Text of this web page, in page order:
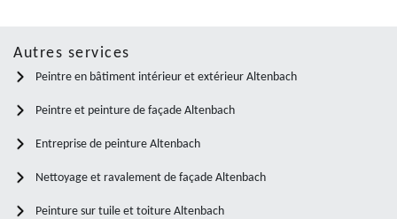
Autres services
Peintre en bâtiment intérieur et extérieur Altenbach
Peintre et peinture de façade Altenbach
Entreprise de peinture Altenbach
Nettoyage et ravalement de façade Altenbach
Peinture sur tuile et toiture Altenbach